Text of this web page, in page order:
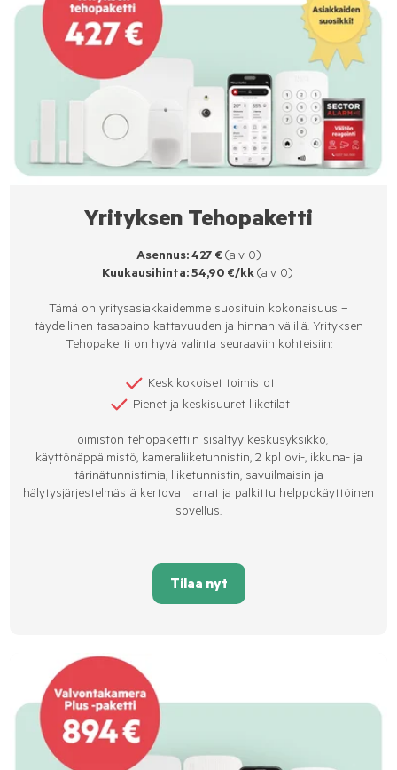
Yrityksen Tehopaketti
Asennus: 427 € (alv 0)
Kuukausihinta: 54,90 €/kk(alv 0)
Tämä on yritysasiakkaidemme suosituin kokonaisuus –
täydellinen tasapaino kattavuuden ja hinnan välillä. Yrityksen
Tehopaketti on hyvä valinta seuraaviin kohteisiin:
Keskikokoiset toimistot
Pienet ja keskisuuret liiketilat
Toimiston tehopakettiin sisältyy keskusyksikkö,
käyttönäppäimistö, kameraliiketunnistin, 2 kpl ovi-, ikkuna- ja
tärinätunnistimia, liiketunnistin, savuilmaisin ja
hälytysjärjestelmästä kertovat tarrat ja palkittu helppokäyttöinen
sovellus.
Tilaa nyt